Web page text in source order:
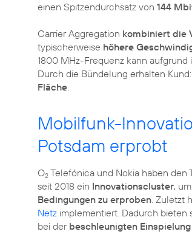
einen Spitzendurchsatz von 144
Carrier Aggregation kombiniert die
typischerweise höhere
1800 MHz-Frequenz kann
Durch die Bündelung erhalten
Fläche.
Mobilfunk-
Potsdam erprobt
O2 Telefónica und Nokia haben den
seit 2018 ein Innovationscluster,
Bedingungen zu erproben. Zuletzt
Netz implementiert. Dadurch
bei der beschleunigten